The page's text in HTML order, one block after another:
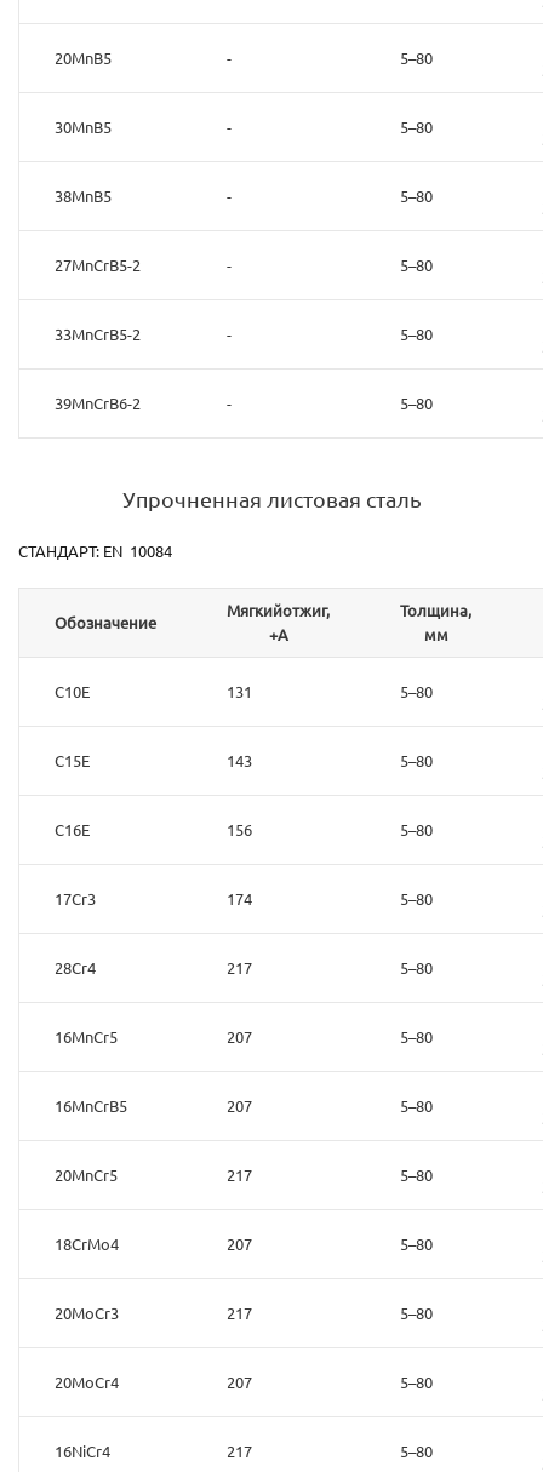
20MnB5 - 5–80
30MnB5 - 5–80
38MnB5 - 5–80
27MnCrB5-2 - 5–80
33MnCrB5-2 - 5–80
39MnCrB6-2 - 5–80
Упрочненная листовая сталь
СТАНДАРТ: EN 10084
Обозначение
Мягкийотжиг,
+А
Толщина,
мм
C10E 131 5–80
C15E 143 5–80
C16E 156 5–80
17Cr3 174 5–80
28Cr4 217 5–80
16MnCr5 207 5–80
16MnCrB5 207 5–80
20MnCr5 217 5–80
18CrMo4 207 5–80
20MoCr3 217 5–80
20MoCr4 207 5–80
16NiCr4 217 5–80